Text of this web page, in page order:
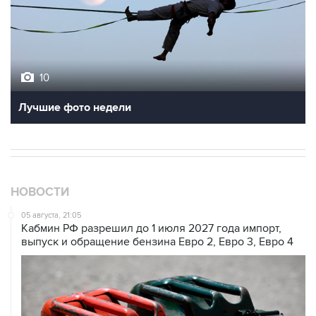
10
Лучшие фото недели
НОВОСТИ
05 августа, 21:05
Кабмин РФ разрешил до 1 июля 2027 года импорт,
выпуск и обращение бензина Евро 2, Евро 3, Евро 4